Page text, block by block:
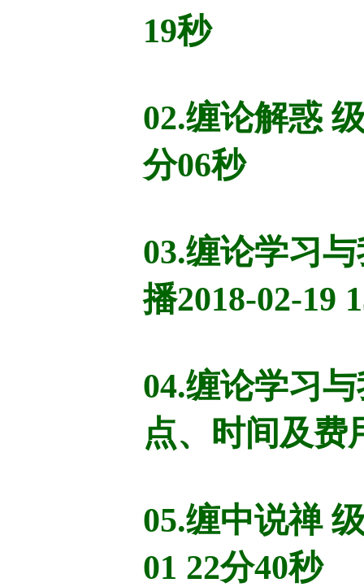
19秒
02.缠论解惑
分06秒
03.缠论学习
播2018-02-19
04.缠论学习
点、时间及费
05.缠中说禅
01 22分40秒